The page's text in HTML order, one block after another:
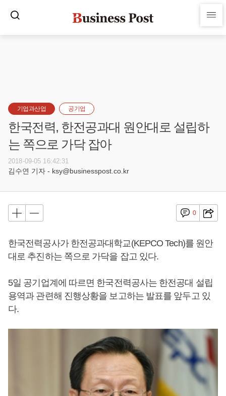
기업과산업 공기업
한국전력, 한전공과대 원안대로 설립하
는 쪽으로 가닥 잡아
2018-09-05 16:42:31
김수연 기자 - ksy@businesspost.co.kr
0
한국전력공사가 한전공과대학교(KEPCO Tech)를 원안
대로 추진하는 쪽으로 가닥을 잡고 있다.
5일 공기업계에 따르면 한국전력공사는 한전공대 설립
용역과 관련해 진행상황을 보고하는 발표를 앞두고 있
다.